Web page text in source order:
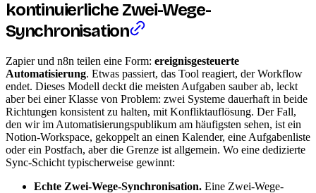
kontinuierliche Zwei-Wege-
Synchronisation
Zapier und n8n teilen eine Form: ereignisgesteuerte
Automatisierung. Etwas passiert, das Tool reagiert, der Workflow
endet. Dieses Modell deckt die meisten Aufgaben sauber ab, leckt
aber bei einer Klasse von Problem: zwei Systeme dauerhaft in beide
Richtungen konsistent zu halten, mit Konfliktauflösung. Der Fall,
den wir im Automatisierungspublikum am häufigsten sehen, ist ein
Notion-Workspace, gekoppelt an einen Kalender, eine Aufgabenliste
oder ein Postfach, aber die Grenze ist allgemein. Wo eine dedizierte
Sync-Schicht typischerweise gewinnt:
Echte Zwei-Wege-Synchronisation. Eine Zwei-Wege-